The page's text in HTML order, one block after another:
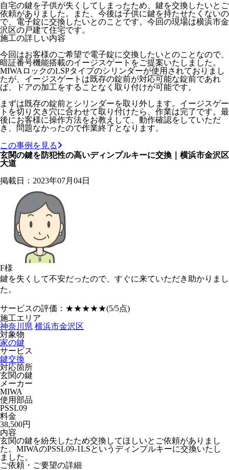
自宅の鍵を子供が失くしてしまったため、鍵を交換したいとご
依頼がありました。また、今後は子供に鍵を持たせたくないの
で、電子錠に交換したいとのことです。今回の現場は横浜市金
沢区の戸建て住宅です。
施工の詳しい内容
今回はお客様のご希望で電子錠に交換したいとのことなので、
暗証番号機能搭載のイージスゲートをご提案いたしました。
MIWAロックのLSPタイプのシリンダーが使用されておりまし
たが、イージスゲートは既存の錠前が対応可能な錠前であれ
ば、ドアの加工をすることなく取り付けが可能です。
まずは既存の錠前とシリンダーを取り外します。イージスゲー
トを切り欠き穴に合わせて取り付けたら、作業は完了です。最
後にお客様に操作方法をお教えして、動作確認をしていただ
き、問題なかったので作業終了となります。
この事例を見る
玄関の鍵を防犯性の高いディンプルキーに交換｜横浜市金沢区
大道
掲載日：2023年07月04日
F様
鍵を失くして不安だったので、すぐに来ていただき助かりまし
た。
サービスの評価： ★★★★★(5/5点)
施工エリア
神奈川県 横浜市金沢区
対象物
家の鍵
サービス
鍵交換
対応箇所
玄関の鍵
メーカー
MIWA
使用部品
PSSL09
料金
38,500円
内容
玄関の鍵を紛失したため交換してほしいとご依頼がありまし
た。MIWAのPSSL09-1LSというディンプルキーに交換いたし
ました。
ご依頼・ご要望の詳細